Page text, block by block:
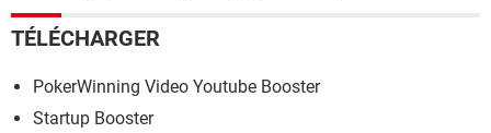
TÉLÉCHARGER
PokerWinning Video Youtube Booster
Startup Booster